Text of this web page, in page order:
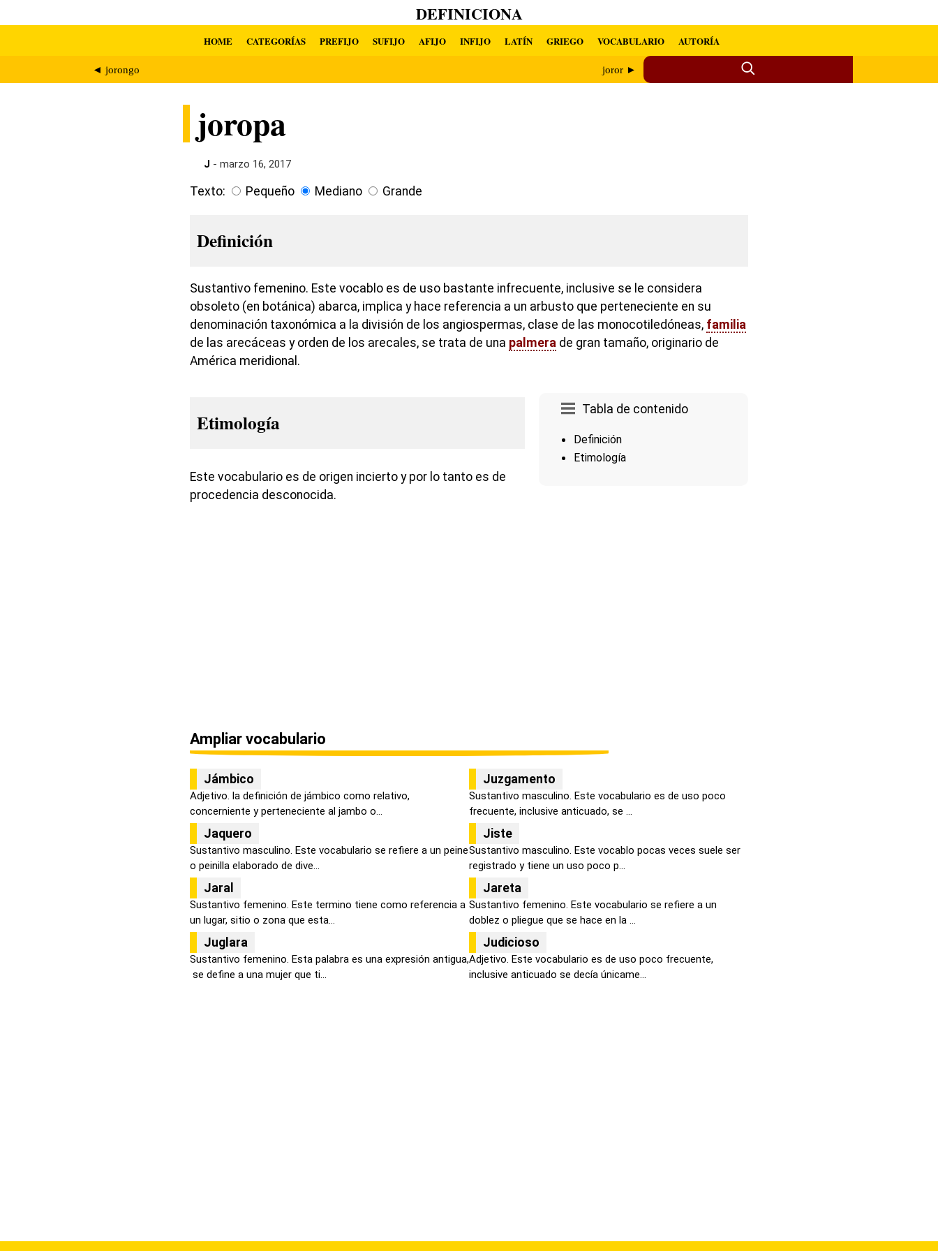
DEFINICIONA
HOME CATEGORÍAS PREFIJO SUFIJO AFIJO INFIJO LATÍN GRIEGO VOCABULARIO AUTORÍA
◄ jorongo joror ►
joropa
J - marzo 16, 2017
Texto: Pequeño Mediano Grande
Definición
Sustantivo femenino. Este vocablo es de uso bastante infrecuente, inclusive se le considera
obsoleto (en botánica) abarca, implica y hace referencia a un arbusto que perteneciente en su
denominación taxonómica a la división de los angiospermas, clase de las monocotiledóneas, familia
de las arecáceas y orden de los arecales, se trata de una palmera de gran tamaño, originario de
América meridional.
Tabla de contenido
Definición
Etimología
Etimología
Este vocabulario es de origen incierto y por lo tanto es de
procedencia desconocida.
Ampliar vocabulario
Jámbico
Adjetivo. la definición de jámbico como relativo,
concerniente y perteneciente al jambo o...
Juzgamento
Sustantivo masculino. Este vocabulario es de uso poco
frecuente, inclusive anticuado, se ...
Jaquero
Sustantivo masculino. Este vocabulario se refiere a un peine
o peinilla elaborado de dive...
Jiste
Sustantivo masculino. Este vocablo pocas veces suele ser
registrado y tiene un uso poco p...
Jaral
Sustantivo femenino. Este termino tiene como referencia a
un lugar, sitio o zona que esta...
Jareta
Sustantivo femenino. Este vocabulario se refiere a un
doblez o pliegue que se hace en la ...
Juglara
Sustantivo femenino. Esta palabra es una expresión antigua,
se define a una mujer que ti...
Judicioso
Adjetivo. Este vocabulario es de uso poco frecuente,
inclusive anticuado se decía únicame...